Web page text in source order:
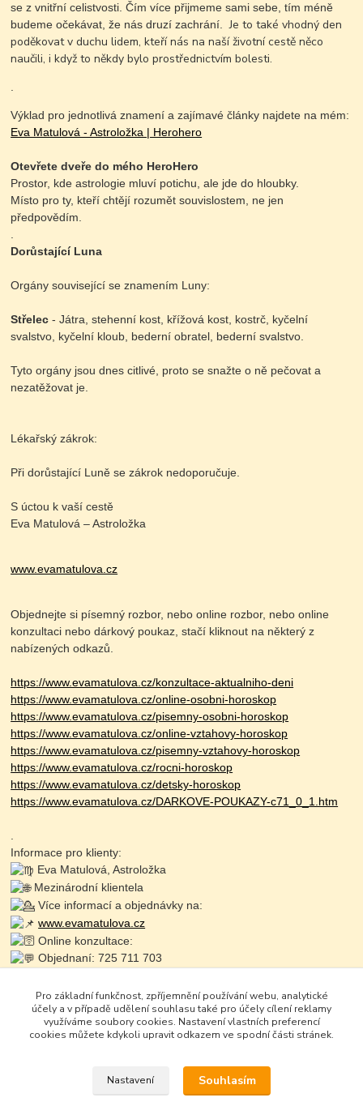
se z vnitřní celistvosti. Čím více přijmeme sami sebe, tím méně
budeme očekávat, že nás druzí zachrání.Je to také vhodný den
poděkovat v duchu lidem, kteří nás na naší životní cestě něco
naučili, i když to někdy bylo prostřednictvím bolesti.
.
Výklad pro jednotlivá znamení a zajímavé články najdete na mém:
Eva Matulová - Astroložka | Herohero
Otevřete dveře do mého HeroHero
Prostor, kde astrologie mluví potichu, ale jde do hloubky.
Místo pro ty, kteří chtějí rozumět souvislostem, ne jen
předpovědím.
.
Dorůstající Luna
Orgány související se znamením Luny:
Střelec - Játra, stehenní kost, křížová kost, kostrč, kyčelní
svalstvo, kyčelní kloub, bederní obratel, bederní svalstvo.
Tyto orgány jsou dnes citlivé, proto se snažte o ně pečovat a
nezatěžovat je.
Lékařský zákrok:
Při dorůstající Luně se zákrok nedoporučuje.
S úctou k vaší cestě
Eva Matulová – Astroložka
www.evamatulova.cz
Objednejte si písemný rozbor, nebo online rozbor, nebo online
konzultaci nebo dárkový poukaz, stačí kliknout na některý z
nabízených odkazů.
https://www.evamatulova.cz/konzultace-aktualniho-deni
https://www.evamatulova.cz/online-osobni-horoskop
https://www.evamatulova.cz/pisemny-osobni-horoskop
https://www.evamatulova.cz/online-vztahovy-horoskop
https://www.evamatulova.cz/pisemny-vztahovy-horoskop
https://www.evamatulova.cz/rocni-horoskop
https://www.evamatulova.cz/detsky-horoskop
https://www.evamatulova.cz/DARKOVE-POUKAZY-c71_0_1.htm
.
Informace pro klienty:
Eva Matulová, Astroložka
Mezinárodní klientela
Více informací a objednávky na:
www.evamatulova.cz
Online konzultace:
Objednaní: 725 711 703
Pro základní funkčnost, zpříjemnění používání webu, analytické
účely a v případě udělení souhlasu také pro účely cílení reklamy
využíváme soubory cookies. Nastavení vlastních preferencí
cookies můžete kdykoli upravit odkazem ve spodní části stránek.
Nastavení Souhlasím